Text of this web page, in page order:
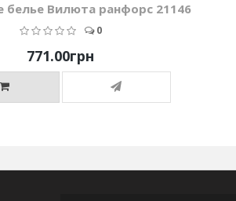
белье Вилюта ранфорс 21146
0
771.00грн